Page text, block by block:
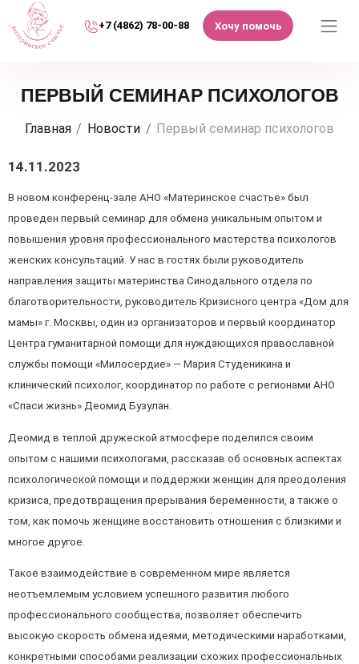
+7 (4862) 78-00-88 Хочу помочь
ПЕРВЫЙ СЕМИНАР ПСИХОЛОГОВ
Главная Новости Первый семинар психологов
14.11.2023
В новом конференц-зале АНО «Материнское счастье» был
проведен первый семинар для обмена уникальным опытом и
повышения уровня профессионального мастерства психологов
женских консультаций. У нас в гостях были руководитель
направления защиты материнства Синодального отдела по
благотворительности, руководитель Кризисного центра «Дом для
мамы» г. Москвы, один из организаторов и первый координатор
Центра гуманитарной помощи для нуждающихся православной
службы помощи «Милосердие» — Мария Студеникина и
клинический психолог, координатор по работе с регионами АНО
«Спаси жизнь» Деомид Бузулан.
Деомид в теплой дружеской атмосфере поделился своим
опытом с нашими психологами, рассказав об основных аспектах
психологической помощи и поддержки женщин для преодоления
кризиса, предотвращения прерывания беременности, а также о
том, как помочь женщине восстановить отношения с близкими и
многое другое.
Такое взаимодействие в современном мире является
неотъемлемым условием успешного развития любого
профессионального сообщества, позволяет обеспечить
высокую скорость обмена идеями, методическими наработками,
конкретными способами реализации схожих профессиональных